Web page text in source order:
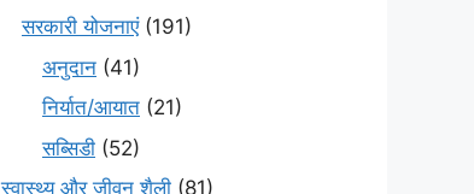
सरकारी योजनाएं(191)
अनुदान (41)
निर्यात/आयात (21)
सब्सिडी (52)
स्वास्थ्य और जीवन शैली (81)